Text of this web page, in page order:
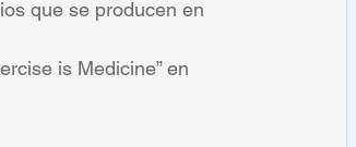
que se producen en
is Medicine” en